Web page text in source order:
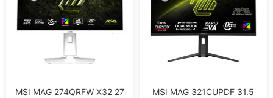
MSI MAG 274QRFW X32 27
MSI MAG 321CUPDF 31.5